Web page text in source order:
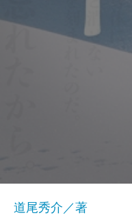
道尾秀介／著